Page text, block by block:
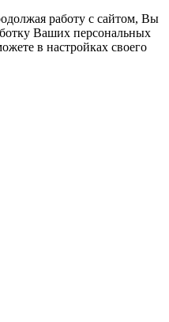
работу с сайтом, Вы
Ваших персональных
в настройках своего